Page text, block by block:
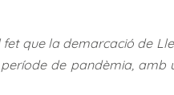
que la demarcació de
de pandèmia,